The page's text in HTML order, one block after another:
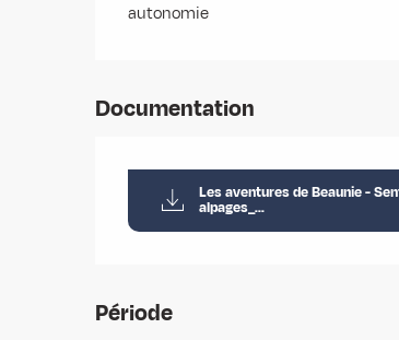
autonomie
Documentation
Les aventures de Beaunie -
alpages_...
Période